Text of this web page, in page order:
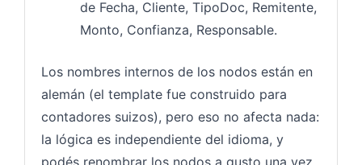
de Fecha, Cliente, TipoDoc, Remitente,
Monto, Confianza, Responsable.
Los nombres internos de los nodos están en
alemán (el template fue construido para
contadores suizos), pero eso no afecta nada:
la lógica es independiente del idioma, y
podés renombrar los nodos a gusto una vez